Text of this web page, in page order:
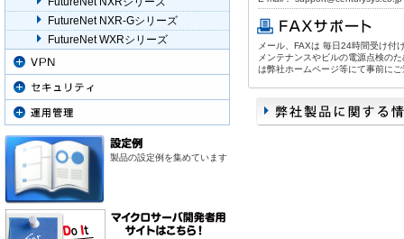
メール、FAXは 毎日24時間受け付
メンテナンスやビルの電源点検の
は弊社ホームページ等にて事前に
FutureNet NXR-Gシリーズ
FutureNet WXRシリーズ
製品の設定例を集めています